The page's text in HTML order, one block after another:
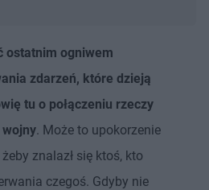
ostatnim ogniwem
zdarzeń, które dzieją
tu o połączeniu rzeczy
. Może to upokorzenie
znalazł się ktoś, kto
czegoś. Gdyby nie